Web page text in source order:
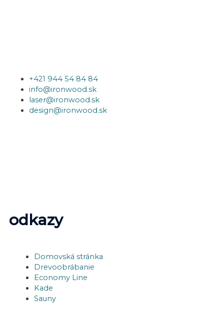
+421 944 54 84 84
info@ironwood.sk
laser@ironwood.sk
design@ironwood.sk
odkazy
Domovská stránka
Drevoobrábanie
Economy Line
Kade
Sauny